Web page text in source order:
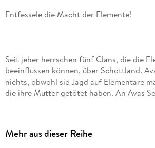
Entfessele die Macht der Elemente!
Seit jeher herrschen fünf Clans, die die
beeinflussen können, über Schottland.
nichts, obwohl sie Jagd auf Elementare
die ihre Mutter getötet haben. An Avas
beherrschen. Und plötzlich werden die
Mehr aus dieser Reihe